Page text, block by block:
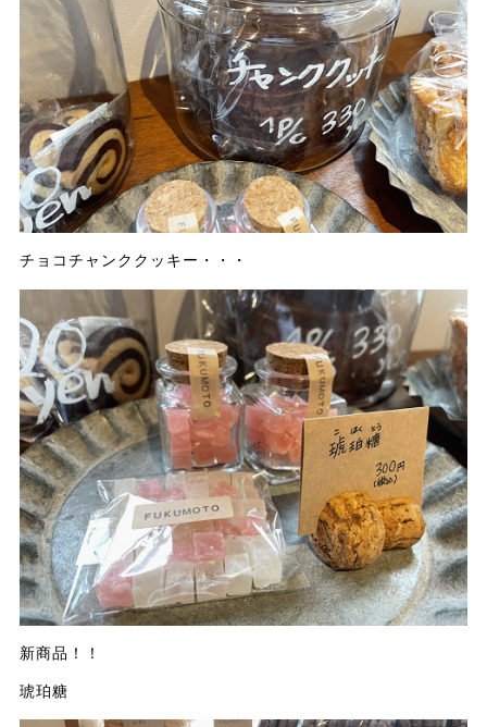
チョコチャンククッキー・・・
新商品！！
琥珀糖